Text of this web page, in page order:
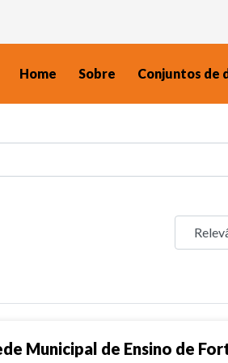
Home Sobre Conjuntos de
Municipal de Ensino de